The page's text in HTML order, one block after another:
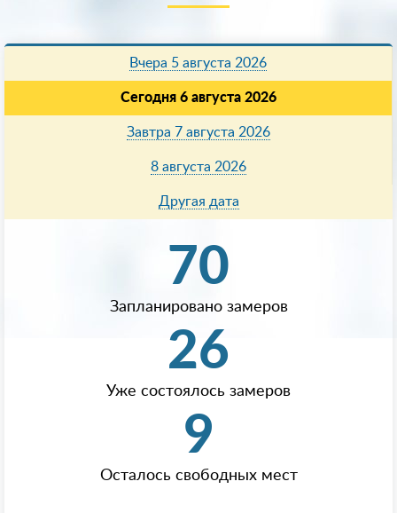
Вчера 5 августа 2026
Сегодня 6 августа 2026
Завтра 7 августа 2026
8 августа 2026
Другая дата
70
Запланировано замеров
26
Уже состоялось замеров
9
Осталось свободных мест